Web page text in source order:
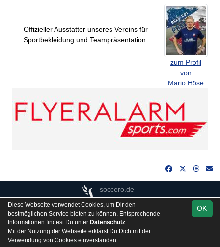
zum Profil
von
Mario Höse
Offizieller Ausstatter unseres Vereins für
Sportbekleidung und Teampräsentation:
soccero.de
© 2006 - 2026
Besucherstatistik Kontakt Impressum
Gästebuch
Datenschutz
OK
Diese Webseite verwendet Cookies, um Dir den
bestmöglichen Service bieten zu können. Entsprechende
Informationen findest Du unter Datenschutz.
Mit der Nutzung der Webseite erklärst Du Dich mit der
Verwendung von Cookies einverstanden.